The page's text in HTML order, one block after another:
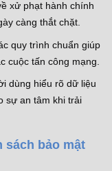
xử phạt hành chính
càng thắt chặt.
quy trình chuẩn giúp
cuộc tấn công mạng.
dùng hiểu rõ dữ liệu
sự an tâm khi trải
sách bảo mật